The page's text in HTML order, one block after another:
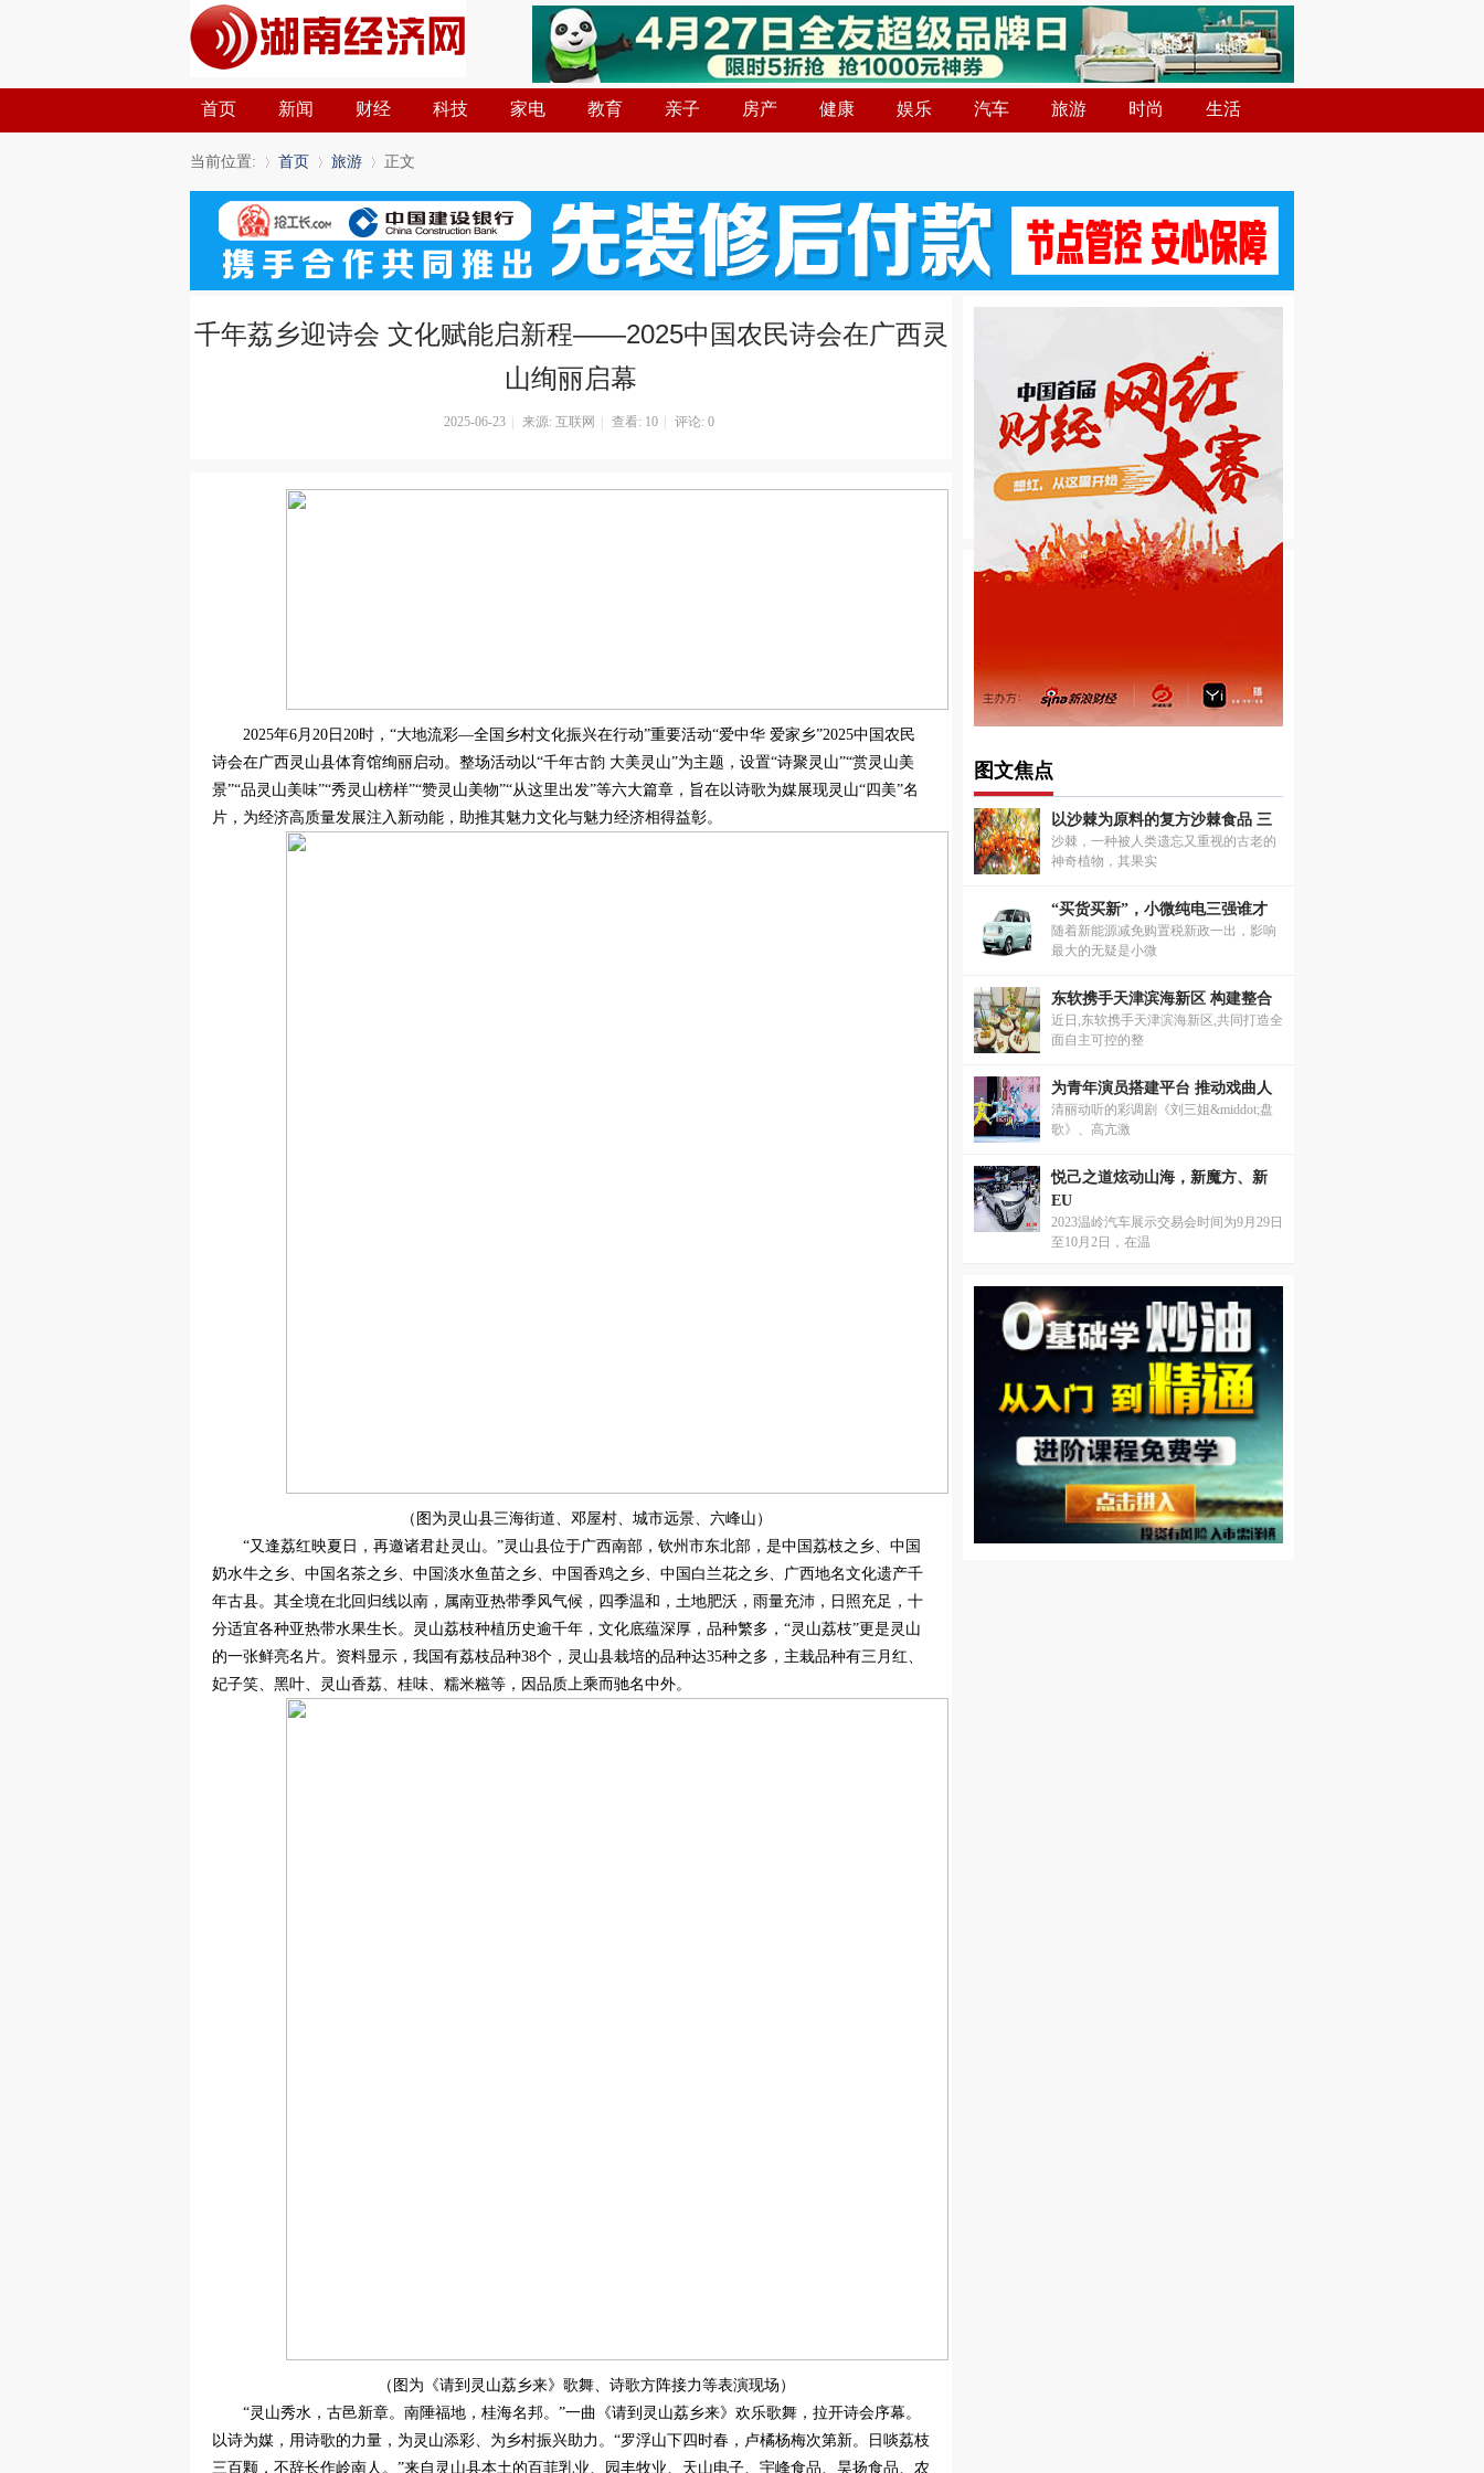
首页 新闻 财经 科技 家电 教育 亲子 房产 健康 娱乐 汽车 旅游 时尚 生活
当前位置: 首页
›
旅游
›
正文
千年荔乡迎诗会 文化赋能启新程——2025中国农民诗会在广西灵
山绚丽启幕
2025-06-23 来源: 互联网 查看: 10 评论: 0
2025年6月20日20时，“大地流彩—全国乡村文化振兴在行动”重要活动“爱中华 爱家乡”2025中国农民
诗会在广西灵山县体育馆绚丽启动。整场活动以“千年古韵 大美灵山”为主题，设置“诗聚灵山”“赏灵山美
景”“品灵山美味”“秀灵山榜样”“赞灵山美物”“从这里出发”等六大篇章，旨在以诗歌为媒展现灵山“四美”名
片，为经济高质量发展注入新动能，助推其魅力文化与魅力经济相得益彰。
（图为灵山县三海街道、邓屋村、城市远景、六峰山）
“又逢荔红映夏日，再邀诸君赴灵山。”灵山县位于广西南部，钦州市东北部，是中国荔枝之乡、中国
奶水牛之乡、中国名茶之乡、中国淡水鱼苗之乡、中国香鸡之乡、中国白兰花之乡、广西地名文化遗产千
年古县。其全境在北回归线以南，属南亚热带季风气候，四季温和，土地肥沃，雨量充沛，日照充足，十
分适宜各种亚热带水果生长。灵山荔枝种植历史逾千年，文化底蕴深厚，品种繁多，“灵山荔枝”更是灵山
的一张鲜亮名片。资料显示，我国有荔枝品种38个，灵山县栽培的品种达35种之多，主栽品种有三月红、
妃子笑、黑叶、灵山香荔、桂味、糯米糍等，因品质上乘而驰名中外。
（图为《请到灵山荔乡来》歌舞、诗歌方阵接力等表演现场）
“灵山秀水，古邑新章。南陲福地，桂海名邦。”一曲《请到灵山荔乡来》欢乐歌舞，拉开诗会序幕。
以诗为媒，用诗歌的力量，为灵山添彩、为乡村振兴助力。“罗浮山下四时春，卢橘杨梅次第新。日啖荔枝
三百颗，不辞长作岭南人。”来自灵山县本土的百菲乳业、园丰牧业、天山电子、宇峰食品、昊扬食品、农
图文焦点
以沙棘为原料的复方沙棘食品 三
沙棘，一种被人类遗忘又重视的古老的
神奇植物，其果实
“买货买新”，小微纯电三强谁才
随着新能源减免购置税新政一出，影响
最大的无疑是小微
东软携手天津滨海新区 构建整合
近日,东软携手天津滨海新区,共同打造全
面自主可控的整
为青年演员搭建平台 推动戏曲人
清丽动听的彩调剧《刘三姐&middot;盘
歌》、高亢激
悦己之道炫动山海，新魔方、新
EU
2023温岭汽车展示交易会时间为9月29日
至10月2日，在温